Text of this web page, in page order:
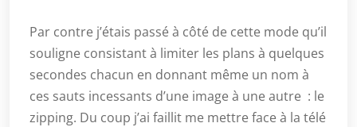
Par contre j’étais passé à côté de cette mode qu’il
souligne consistant à limiter les plans à quelques
secondes chacun en donnant même un nom à
ces sauts incessants d’une image à une autre : le
zipping. Du coup j’ai faillit me mettre face à la télé